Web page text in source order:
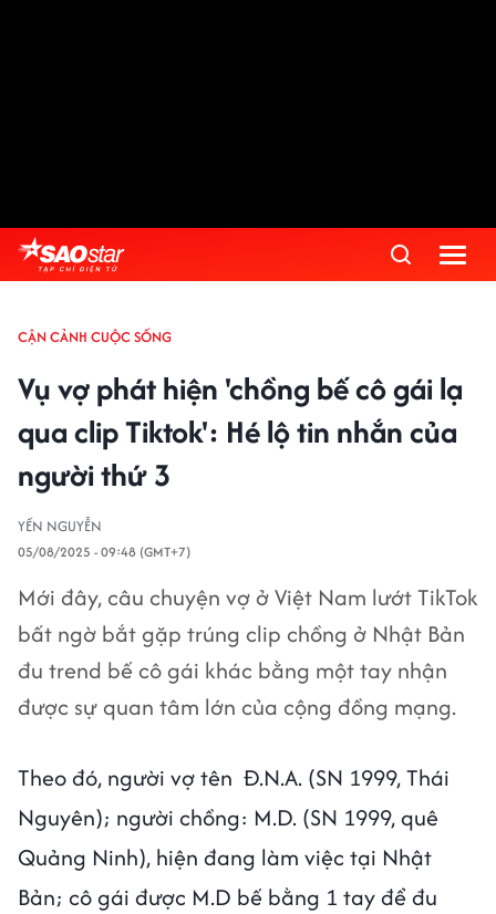
CẬN CẢNH CUỘC SỐNG
Vụ vợ phát hiện 'chồng bế cô gái lạ
qua clip Tiktok': Hé lộ tin nhắn của
người thứ 3
YẾN NGUYỄN
05/08/2025 - 09:48 (GMT+7)
Mới đây, câu chuyện vợ ở Việt Nam lướt TikTok
bất ngờ bắt gặp trúng clip chồng ở Nhật Bản
đu trend bế cô gái khác bằng một tay nhận
được sự quan tâm lớn của cộng đồng mạng.
Theo đó, người vợ tên Đ.N.A. (SN 1999, Thái
Nguyên); người chồng: M.D. (SN 1999, quê
Quảng Ninh), hiện đang làm việc tại Nhật
Bản; cô gái được M.D bế bằng 1 tay để đu